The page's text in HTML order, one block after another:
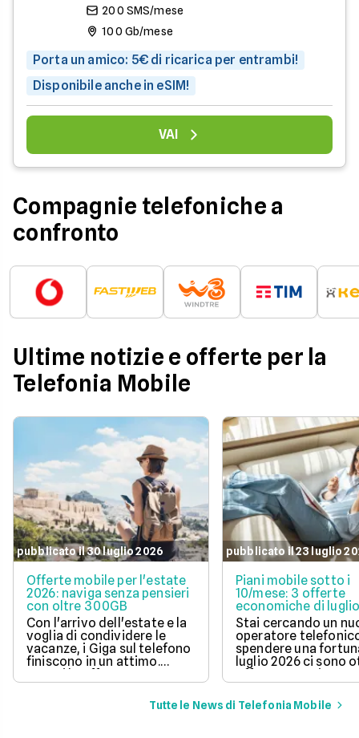
200 SMS/mese
100 Gb/mese
Porta un amico: 5€ di ricarica per entrambi!
Disponibile anche in eSIM!
VAI
Compagnie telefoniche a
confronto
Ultime notizie e offerte per la
Telefonia Mobile
pubblicato il 30 luglio 2026
Offerte mobile per l'estate
2026: naviga senza pensieri
con oltre 300GB
Con l'arrivo dell'estate e la
voglia di condividere le
vacanze, i Giga sul telefono
finiscono in un attimo.
Scopri le offerte
telefoniche di luglio 2026
per navigare veloci in 5G
con tantissimi Giga e
pubblicato il 23 luglio
Piani mobile sotto i
10/mese: 3 offerte
economiche di
Stai cercando un
operatore
spendere una
luglio 2026 ci sono
offerte sotto i 10
mese che includono
tantissimi Giga e la
connessione 5G.
Tutte le News di Telefonia Mobile